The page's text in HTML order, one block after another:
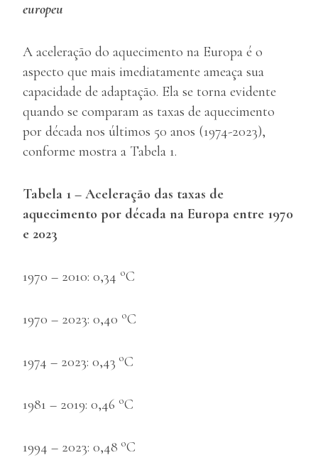
europeu
A aceleração do aquecimento na Europa é o
aspecto que mais imediatamente ameaça sua
capacidade de adaptação. Ela se torna evidente
quando se comparam as taxas de aquecimento
por década nos últimos 50 anos (1974-2023),
conforme mostra a Tabela 1.
Tabela 1 – Aceleração das taxas de
aquecimento por década na Europa entre 1970
e 2023
1970 – 2010: 0,34 oC
1970 – 2023: 0,40 oC
1974 – 2023: 0,43 oC
1981 – 2019: 0,46 oC
1994 – 2023: 0,48 oC